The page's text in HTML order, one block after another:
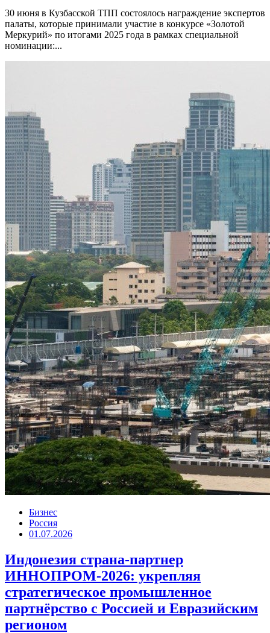
30 июня в Кузбасской ТПП состоялось награждение экспертов
палаты, которые принимали участие в конкурсе «Золотой
Меркурий» по итогами 2025 года в рамках специальной
номинации:...
Бизнес
Россия
01.07.2026
Индонезия страна-партнер
ИННОПРОМ-2026: укрепляя
стратегическое промышленное
партнёрство с Россией и Евразийским
регионом